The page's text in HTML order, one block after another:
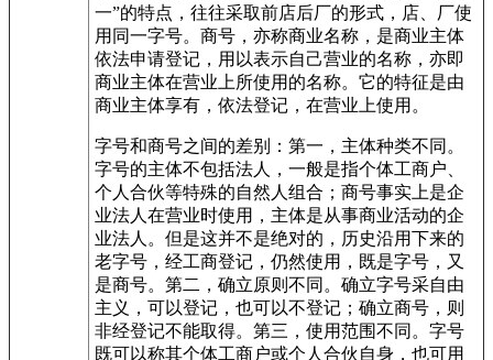
一”的特点，往往采取前店后厂的形式，店、厂使
用同一字号。商号，亦称商业名称，是商业主体
依法申请登记，用以表示自己营业的名称，亦即
商业主体在营业上所使用的名称。它的特征是由
商业主体享有，依法登记，在营业上使用。
字号和商号之间的差别：第一，主体种类不同。
字号的主体不包括法人，一般是指个体工商户、
个人合伙等特殊的自然人组合；商号事实上是企
业法人在营业时使用，主体是从事商业活动的企
业法人。但是这并不是绝对的，历史沿用下来的
老字号，经工商登记，仍然使用，既是字号，又
是商号。第二，确立原则不同。确立字号采自由
主义，可以登记，也可以不登记；确立商号，则
非经登记不能取得。第三，使用范围不同。字号
既可以称其个体工商户或个人合伙自身，也可用